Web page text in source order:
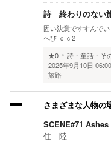
詩 終わりのない
固い決意ですすんで
へび ｃｃ2
★0
詩・童話・そ
2025年9月10日
旅路
さまざまな人物の
SCENE#71
住 陸